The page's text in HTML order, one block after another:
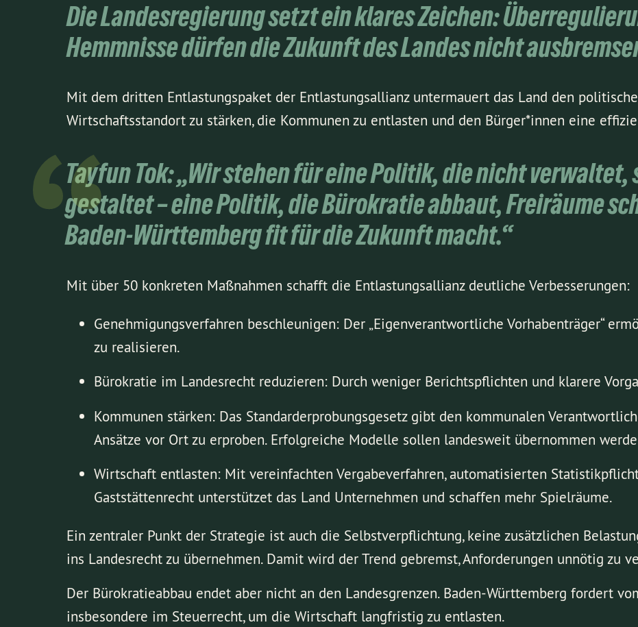
Die Landesregierung setzt ein klares Zeichen:
Hemmnisse dürfen die Zukunft des Landes nicht
Mit dem dritten Entlastungspaket der Entlastungsallianz untermauert das Land den
Wirtschaftsstandort zu stärken, die Kommunen zu entlasten und den Bürger*innen eine
Tayfun Tok: „Wir stehen für eine Politik, die nicht verwaltet,
gestaltet – eine Politik, die Bürokratie abbaut, Freiräume
Baden-Württemberg fit für die Zukunft macht.“
Mit über 50 konkreten Maßnahmen schafft die Entlastungsallianz deutliche Verbesserungen:
Genehmigungsverfahren beschleunigen: Der „Eigenverantwortliche Vorhabenträger“
zu realisieren.
Bürokratie im Landesrecht reduzieren: Durch weniger Berichtspflichten und klarere
Kommunen stärken: Das Standarderprobungsgesetz gibt den kommunalen
Ansätze vor Ort zu erproben. Erfolgreiche Modelle sollen landesweit übernommen
Wirtschaft entlasten: Mit vereinfachten Vergabeverfahren, automatisierten
Gaststättenrecht unterstützet das Land Unternehmen und schaffen mehr Spielräume.
Ein zentraler Punkt der Strategie ist auch die Selbstverpflichtung, keine zusätzlichen
ins Landesrecht zu übernehmen. Damit wird der Trend gebremst, Anforderungen unnötig zu
Der Bürokratieabbau endet aber nicht an den Landesgrenzen. Baden-Württemberg fordert
insbesondere im Steuerrecht, um die Wirtschaft langfristig zu entlasten.